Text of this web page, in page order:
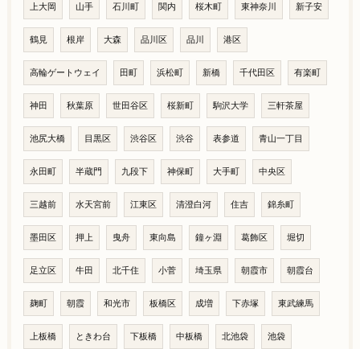
上大岡 山手 石川町 関内 桜木町 東神奈川 新子安
鶴見 根岸 大森 品川区 品川 港区
高輪ゲートウェイ 田町 浜松町 新橋 千代田区 有楽町
神田 秋葉原 世田谷区 桜新町 駒沢大学 三軒茶屋
池尻大橋 目黒区 渋谷区 渋谷 表参道 青山一丁目
永田町 半蔵門 九段下 神保町 大手町 中央区
三越前 水天宮前 江東区 清澄白河 住吉 錦糸町
墨田区 押上 曳舟 東向島 鐘ヶ淵 葛飾区 堀切
足立区 牛田 北千住 小菅 埼玉県 朝霞市 朝霞台
麹町 朝霞 和光市 板橋区 成増 下赤塚 東武練馬
上板橋 ときわ台 下板橋 中板橋 北池袋 池袋